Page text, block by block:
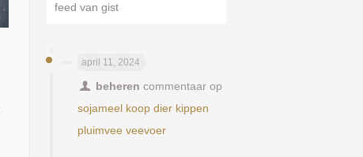
feed van gist
april 11, 2024
beheren commentaar op
sojameel koop dier kippen
pluimvee veevoer